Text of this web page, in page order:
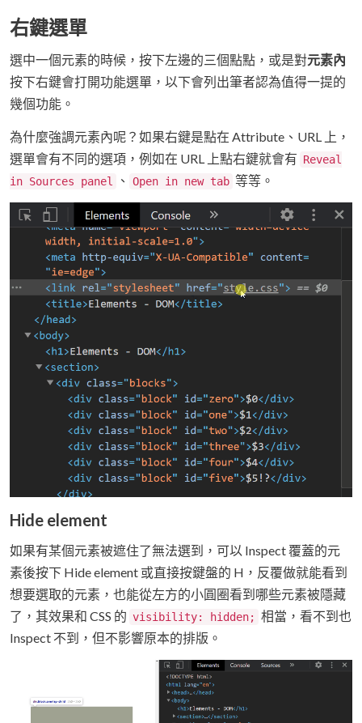
右鍵選單
選中一個元素的時候，按下左邊的三個點點，或是對元素內
按下右鍵會打開功能選單，以下會列出筆者認為值得一提的
幾個功能。
為什麼強調元素內呢？如果右鍵是點在 Attribute、URL 上，
選單會有不同的選項，例如在 URL 上點右鍵就會有 Reveal
in Sources panel
、 Open in new tab 等等。
Hide element
如果有某個元素被遮住了無法選到，可以 Inspect 覆蓋的元
素後按下 Hide element 或直接按鍵盤的 H，反覆做就能看到
想要選取的元素，也能從左方的小圓圈看到哪些元素被隱藏
了，其效果和 CSS 的 visibility: hidden; 相當，看不到也
Inspect 不到，但不影響原本的排版。